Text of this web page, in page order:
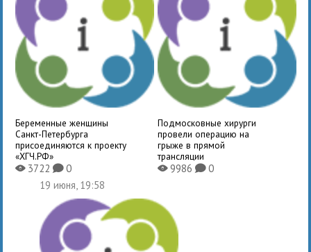
Беременные женщины
Санкт-Петербурга
присоединяются к проекту
«ХГЧ.РФ»
X3722K0
Подмосковные хирурги
провели операцию на
грыже в прямой
трансляции
X9986 K0
19 июня, 19:58